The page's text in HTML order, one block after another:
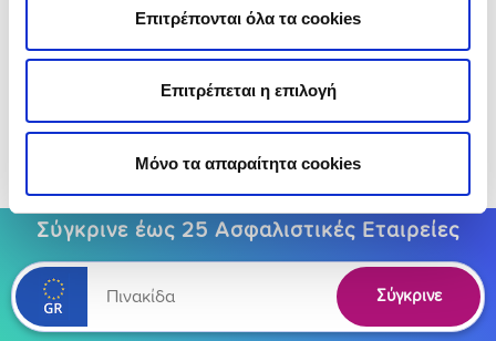
Επιτρέπονται όλα τα cookies
Επιτρέπεται η επιλογή
Μόνο τα απαραίτητα cookies
ασφάλεια του αυτοκινήτουσου. Στο
online προσφορές που σου ταιριάζουν, χωρίς
(Αξιολόγησε αυτό το άρθρο)
Σύγκρινε έως 25 Ασφαλιστικές Εταιρείες
Σύγκρινε